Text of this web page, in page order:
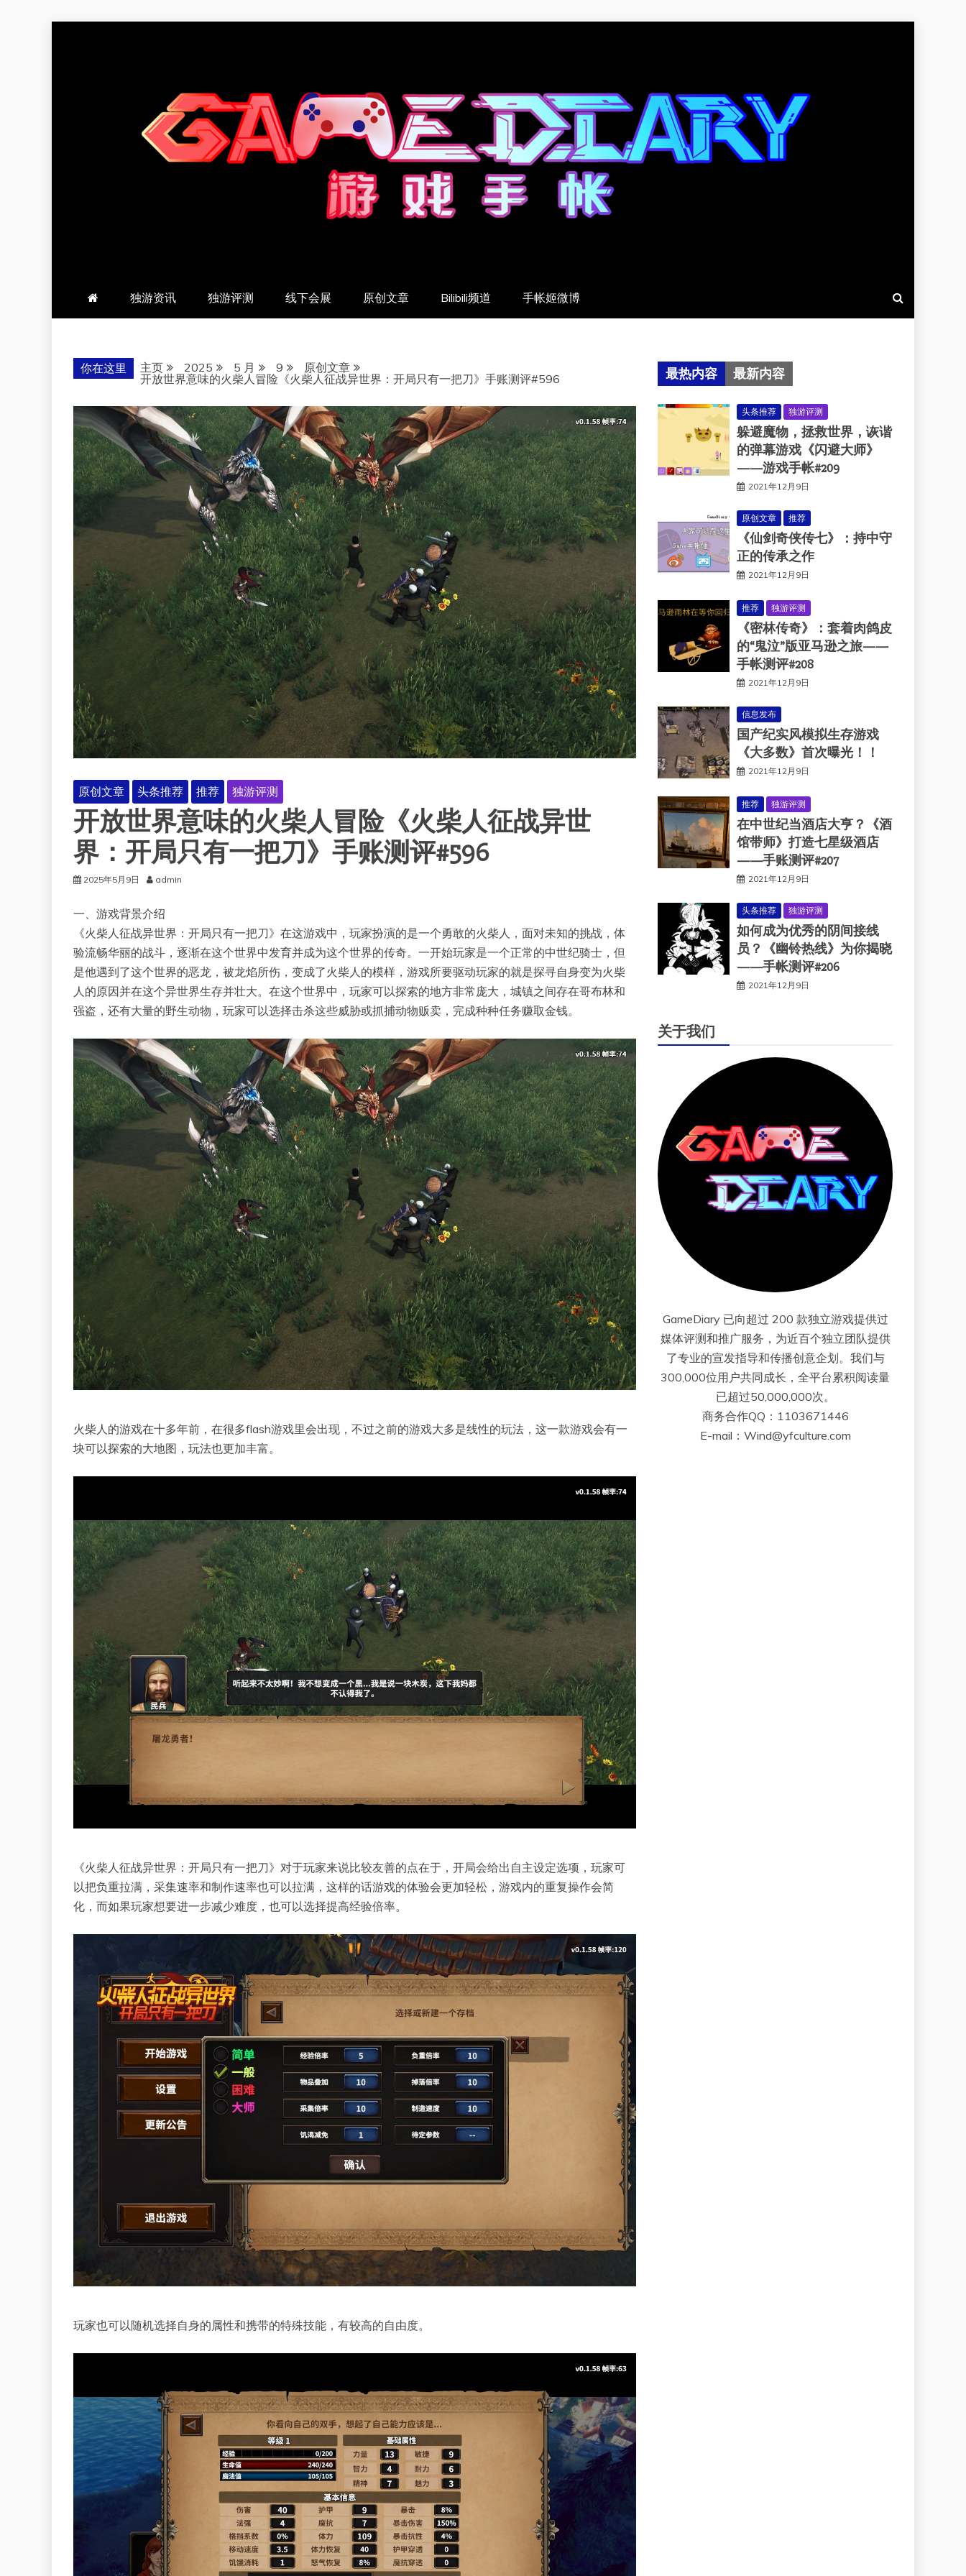
羽风手帐姬
独游资讯 独游评测 线下会展 原创文章 Bilibili频道 手帐姬微博
你在这里 主页 2025 5 月 9
原创文章
开放世界意味的火柴人冒险《火柴人征战异世界：开局只有一把刀》手账测评#596
原创文章 头条推荐 推荐 独游评测
开放世界意味的火柴人冒险《火柴人征战异世
界：开局只有一把刀》手账测评#596
2025年5月9日 admin
一、游戏背景介绍
《火柴人征战异世界：开局只有一把刀》在这游戏中，玩家扮演的是一个勇敢的火柴人，面对未知的挑战，体
验流畅华丽的战斗，逐渐在这个世界中发育并成为这个世界的传奇。一开始玩家是一个正常的中世纪骑士，但
是他遇到了这个世界的恶龙，被龙焰所伤，变成了火柴人的模样，游戏所要驱动玩家的就是探寻自身变为火柴
人的原因并在这个异世界生存并壮大。在这个世界中，玩家可以探索的地方非常庞大，城镇之间存在哥布林和
强盗，还有大量的野生动物，玩家可以选择击杀这些威胁或抓捕动物贩卖，完成种种任务赚取金钱。
火柴人的游戏在十多年前，在很多flash游戏里会出现，不过之前的游戏大多是线性的玩法，这一款游戏会有一
块可以探索的大地图，玩法也更加丰富。
《火柴人征战异世界：开局只有一把刀》对于玩家来说比较友善的点在于，开局会给出自主设定选项，玩家可
以把负重拉满，采集速率和制作速率也可以拉满，这样的话游戏的体验会更加轻松，游戏内的重复操作会简
化，而如果玩家想要进一步减少难度，也可以选择提高经验倍率。
玩家也可以随机选择自身的属性和携带的特殊技能，有较高的自由度。
最热内容 最新内容
头条推荐 独游评测
躲避魔物，拯救世界，诙谐
的弹幕游戏《闪避大师》
——游戏手帐#209
2021年12月9日
原创文章 推荐
《仙剑奇侠传七》：持中守
正的传承之作
2021年12月9日
推荐 独游评测
《密林传奇》：套着肉鸽皮
的“鬼泣”版亚马逊之旅——
手帐测评#208
2021年12月9日
信息发布
国产纪实风模拟生存游戏
《大多数》首次曝光！！
2021年12月9日
推荐 独游评测
在中世纪当酒店大亨？《酒
馆带师》打造七星级酒店
——手账测评#207
2021年12月9日
头条推荐 独游评测
如何成为优秀的阴间接线
员？《幽铃热线》为你揭晓
——手帐测评#206
2021年12月9日
关于我们
GameDiary 已向超过 200 款独立游戏提供过
媒体评测和推广服务，为近百个独立团队提供
了专业的宣发指导和传播创意企划。我们与
300,000位用户共同成长，全平台累积阅读量
已超过50,000,000次。
商务合作QQ：1103671446
E-mail：Wind@yfculture.com